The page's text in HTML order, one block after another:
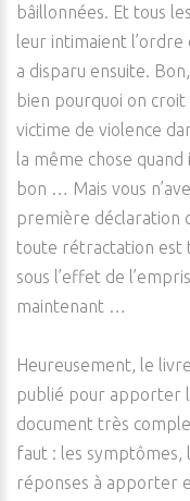
bâillonnées. Et tous
leur intimaient
a disparu ensuite.
bien pourquoi on
victime de violence
la même chose
bon … Mais vous
première déclaration
toute rétractation est
sous l’effet de
maintenant …
Heureusement, le
publié pour apporter
document très
faut : les symptômes,
réponses à apporter